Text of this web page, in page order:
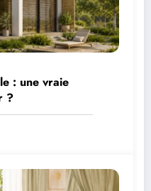
: une vraie
?